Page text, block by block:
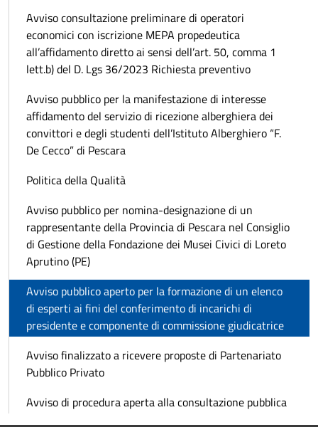
Avviso consultazione preliminare di operatori
economici con iscrizione MEPA propedeutica
all’affidamento diretto ai sensi dell’art. 50, comma 1
lett.b) del D. Lgs 36/2023 Richiesta preventivo
Avviso pubblico per la manifestazione di interesse
affidamento del servizio di ricezione alberghiera dei
convittori e degli studenti dell’Istituto Alberghiero “F.
De Cecco” di Pescara
Politica della Qualità
Avviso pubblico per nomina-designazione di un
rappresentante della Provincia di Pescara nel Consiglio
di Gestione della Fondazione dei Musei Civici di Loreto
Aprutino (PE)
Avviso pubblico aperto per la formazione di un elenco
di esperti ai fini del conferimento di incarichi di
presidente e componente di commissione giudicatrice
Avviso finalizzato a ricevere proposte di Partenariato
Pubblico Privato
Avviso di procedura aperta alla consultazione pubblica